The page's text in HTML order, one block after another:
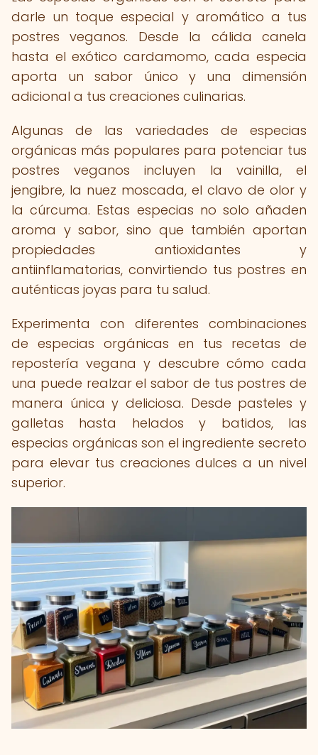
darle un toque especial y aromático a tus
postres veganos. Desde la cálida canela
hasta el exótico cardamomo, cada especia
aporta un sabor único y una dimensión
adicional a tus creaciones culinarias.
Algunas de las variedades de especias
orgánicas más populares para potenciar tus
postres veganos incluyen la vainilla, el
jengibre, la nuez moscada, el clavo de olor y
la cúrcuma. Estas especias no solo añaden
aroma y sabor, sino que también aportan
propiedades antioxidantes y
antiinflamatorias, convirtiendo tus postres en
auténticas joyas para tu salud.
Experimenta con diferentes combinaciones
de especias orgánicas en tus recetas de
repostería vegana y descubre cómo cada
una puede realzar el sabor de tus postres de
manera única y deliciosa. Desde pasteles y
galletas hasta helados y batidos, las
especias orgánicas son el ingrediente secreto
para elevar tus creaciones dulces a un nivel
superior.